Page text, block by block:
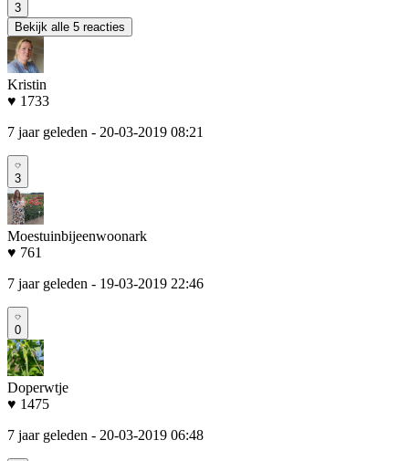
3
Bekijk alle 5 reacties
Kristin
♥ 1733
7 jaar geleden - 20-03-2019 08:21
3
Moestuinbijeenwoonark
♥ 761
7 jaar geleden - 19-03-2019 22:46
0
Doperwtje
♥ 1475
7 jaar geleden - 20-03-2019 06:48